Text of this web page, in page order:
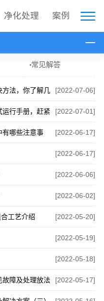
净化处理 案例
常见解答
[2022-07-06]
方法，你了解几
[2022-07-01]
运行手册，赶紧
[2022-06-17]
有哪些注意事
[2022-06-17]
[2022-06-06]
[2022-06-02]
[2022-05-20]
工艺介绍
[2022-05-19]
[2022-05-18]
[2022-05-17]
故障及处理放法